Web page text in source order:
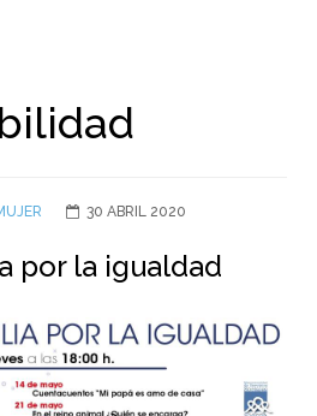
30 ABRIL 2020
por la igualdad